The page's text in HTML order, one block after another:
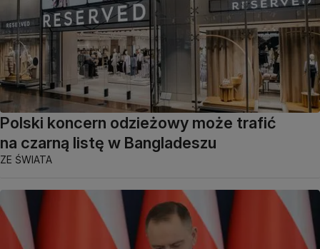
Polski koncern odzieżowy może trafić
na czarną listę w Bangladeszu
ZE ŚWIATA